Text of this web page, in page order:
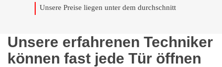
Unsere Preise liegen unter dem durchschnitt
Unsere erfahrenen Techniker
können fast jede Tür öffnen